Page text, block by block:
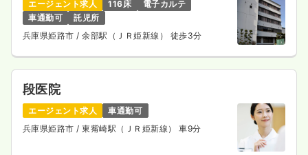
エージェント求人 116床
電子カルテ
車通勤可
託児所
兵庫県姫路市/ 余部駅（ＪＲ姫新線） 徒歩3分
段医院
エージェント求人
車通勤可
兵庫県姫路市 / 東觜崎駅（ＪＲ姫新線） 車9分